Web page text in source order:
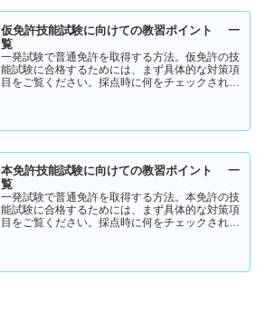
仮免許技能試験に向けての教習ポイント 一
覧
一発試験で普通免許を取得する方法。仮免許の技
能試験に合格するためには、まず具体的な対策項
目をご覧ください。採点時に何をチェックされる
本免許技能試験に向けての教習ポイント 一
覧
一発試験で普通免許を取得する方法。本免許の技
能試験に合格するためには、まず具体的な対策項
目をご覧ください。採点時に何をチェックされる